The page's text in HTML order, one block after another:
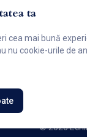
© 2026
ta
cea mai bună
nu cookie-urile de